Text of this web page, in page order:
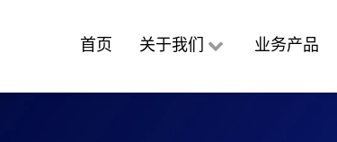
首页 关于我们 业务产品